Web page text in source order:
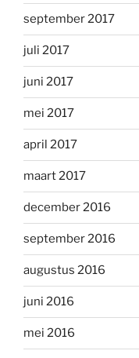
september 2017
juli 2017
juni 2017
mei 2017
april 2017
maart 2017
december 2016
september 2016
augustus 2016
juni 2016
mei 2016